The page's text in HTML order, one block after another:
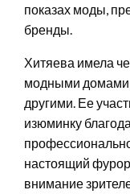
показах моды,
бренды.
Хитяева имела
модными домами,
другими. Ее
изюминку
настоящий
внимание